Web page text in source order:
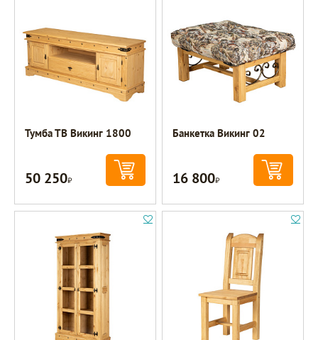
Тумба ТВ Викинг 1800
50 250Р
Банкетка Викинг 02
16 800Р